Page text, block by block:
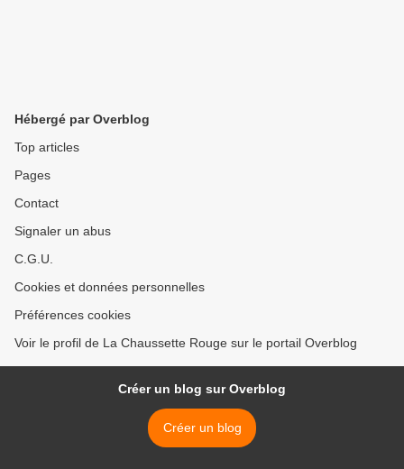
Hébergé par Overblog
Top articles
Pages
Contact
Signaler un abus
C.G.U.
Cookies et données personnelles
Préférences cookies
Voir le profil de La Chaussette Rouge sur le portail Overblog
Créer un blog sur Overblog
Créer un blog